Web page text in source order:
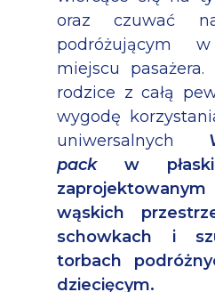
oraz czuwać
podróżującym
miejscu pasażera.
rodzice z całą
wygodę
uniwersalnych
packw
wąskich
schowkach i
torbach
dziecięcym.